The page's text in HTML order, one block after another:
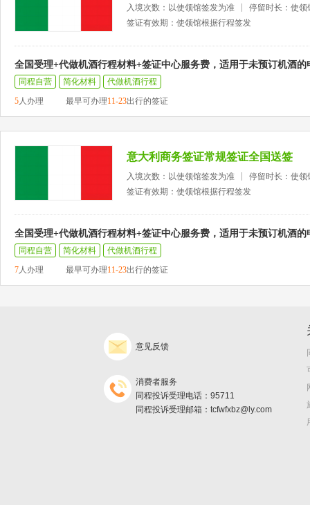
入境次数：以使领馆签发为准
停留时长：使领
签证有效期：使领馆根据行程签发
全国受理+代做机酒行程材料+签证中心服务费，适用于未预订机酒的
同程自营 简化材料
代做机酒行程
5人办理 最早可办理11-23出行的签证
意大利商务签证常规签证全国送签
入境次数：以使领馆签发为准
停留时长：使领
签证有效期：使领馆根据行程签发
全国受理+代做机酒行程材料+签证中心服务费，适用于未预订机酒的
同程自营 简化材料
代做机酒行程
7人办理 最早可办理11-23出行的签证
意见反馈
消费者服务
同程投诉受理电话：95711
同程投诉受理邮箱：tcfwfxbz@ly.com